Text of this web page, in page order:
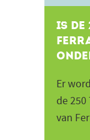
Is de
Er
de 250
van